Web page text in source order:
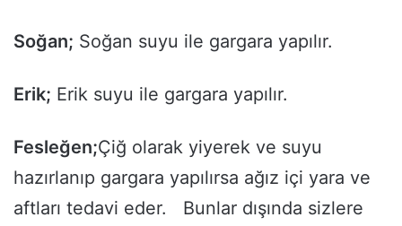
Soğan; Soğan suyu ile gargara yapılır.
Erik; Erik suyu ile gargara yapılır.
Fesleğen;Çiğ olarak yiyerek ve suyu
hazırlanıp gargara yapılırsa ağız içi yara ve
aftları tedavi eder. Bunlar dışında sizlere